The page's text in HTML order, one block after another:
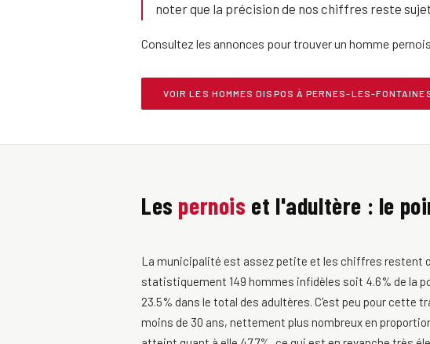
noter que la précision de nos chiffres reste
Consultez les annonces pour trouver un homme
VOIR LES HOMMES DISPOS À PERNES-LES-
Les pernois et l'adultère : le
La municipalité est assez petite et les chiffres restent
statistiquement 149 hommes infidèles soit 4.6% de la
23.5% dans le total des adultères. C'est peu pour cette
moins de 30 ans, nettement plus nombreux en